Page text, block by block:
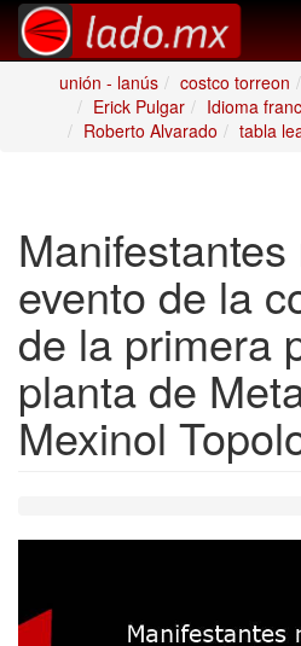
unión - lanús
costco torreon
Erick Pulgar
Idioma
Roberto Alvarado
tabla
evento de la
de la primera
planta de
Mexinol